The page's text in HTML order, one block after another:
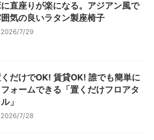
直座りが楽になる。アジアン風で
気の良いラタン製座椅子
2026/7/29
だけでOK! 賃貸OK! 誰でも簡単に
フォームできる「置くだけフロアタ
」
2026/7/28